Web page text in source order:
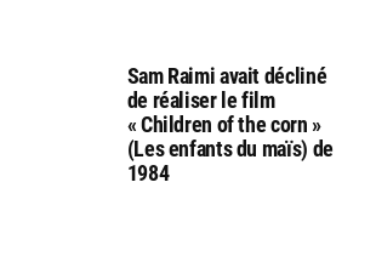
Sam Raimi avait décliné
de réaliser le film
« Children of the corn »
(Les enfants du maïs) de
1984